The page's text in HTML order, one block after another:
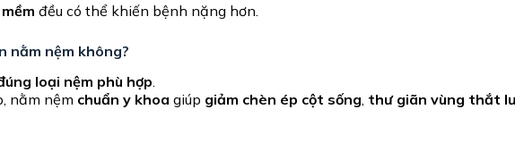
đều có thể khiến bệnh nặng hơn.
nằm nệm không?
loại nệm phù hợp.
nằm nệm chuẩn y khoa giúp giảm chèn ép cột sống, thư giãn vùng thắt